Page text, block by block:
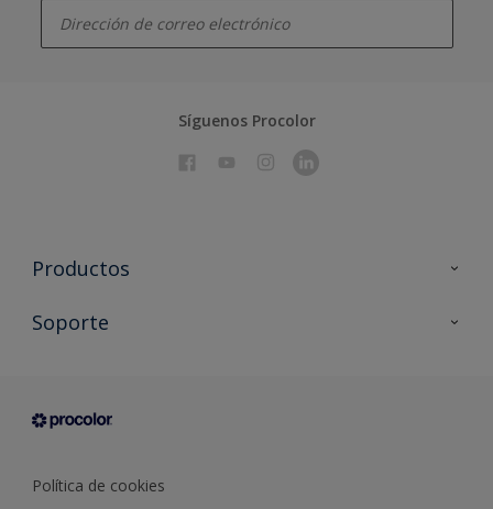
Síguenos Procolor
Productos
Todos los productos
Condiciones generales de venta
Soporte
Sobre Procolor
Política de cookies